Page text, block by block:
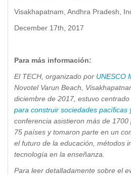
Visakhapatnam, Andhra Pradesh,
December 17th, 2017
Para más información:
El TECH, organizado por UNESCO
Novotel Varun Beach,
diciembre de 2017, estuvo centrado
para construir sociedades pacíficas
conferencia asistieron más de
75 países y tomaron parte en un
el futuro de la educación, métodos
tecnología en la enseñanza.
Para leer detalladamente sobre el